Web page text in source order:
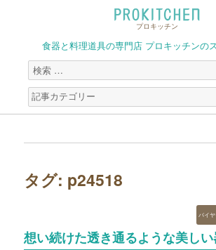
プロキッチン
食器と料理道具の専門店 プロキッチンの
検
索
対
象:
タグ: p24518
想い続けた透き通るような美しい
カ
テ
ゴ
バイヤ